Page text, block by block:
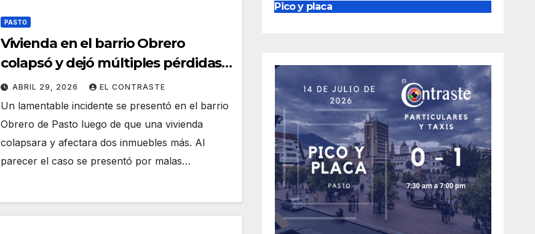
PASTO
Vivienda en el barrio Obrero
colapsó y dejó múltiples pérdidas
materiales
ABRIL 29, 2026 EL CONTRASTE
Un lamentable incidente se presentó en el barrio
Obrero de Pasto luego de que una vivienda
colapsara y afectara dos inmuebles más. Al
parecer el caso se presentó por malas…
Pico y placa